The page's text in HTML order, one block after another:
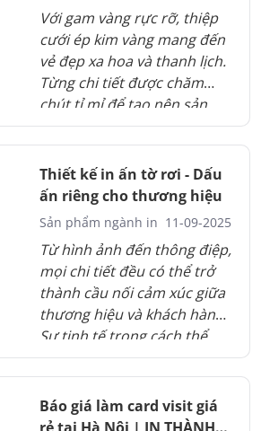
Với gam vàng rực rỡ, thiệp
cưới ép kim vàng mang đến
vẻ đẹp xa hoa và thanh lịch.
Từng chi tiết được chăm
chút tỉ mỉ để tạo nên sản
phẩm hoàn hảo. Mỗi tấm
thiệp như lời chúc phúc gửi
đến đôi uyên ương trong
ngày trọng đại. Sự lựa chọn
thể hiện gu thẩm mỹ và
phong cách sống tinh tế của
bạn.
Thiết kế in ấn tờ rơi - Dấu
ấn riêng cho thương hiệu
Sản phẩm ngành in 11-09-2025
Từ hình ảnh đến thông điệp,
mọi chi tiết đều có thể trở
thành cầu nối cảm xúc giữa
thương hiệu và khách hàng.
Sự tinh tế trong cách thể
hiện không chỉ tạo ấn tượng
tức thì, mà còn khắc sâu
niềm tin lâu dài. Khi lựa
chọn thiết kế in ấn tờ rơi,
Báo giá làm card visit giá
rẻ tại Hà Nội | IN THÀNH